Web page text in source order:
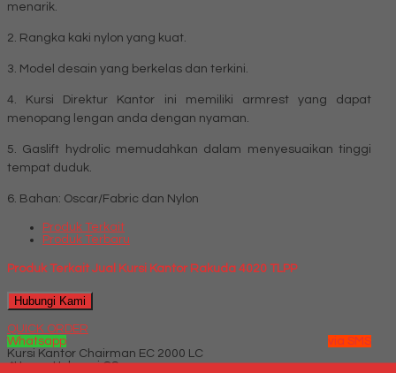
menarik.
2. Rangka kaki nylon yang kuat.
3. Model desain yang berkelas dan terkini.
4. Kursi Direktur Kantor ini memiliki armrest yang dapat
menopang lengan anda dengan nyaman.
5. Gaslift hydrolic memudahkan dalam menyesuaikan tinggi
tempat duduk.
6. Bahan: Oscar/Fabric dan Nylon
Produk Terkait
Produk Terbaru
Produk Terkait Jual Kursi Kantor Rakuda 4020 TLPP
Hubungi Kami
QUICK ORDER
Whatsapp
via SMS
Kursi Kantor Chairman EC 2000 LC
*Harga Hubungi CS